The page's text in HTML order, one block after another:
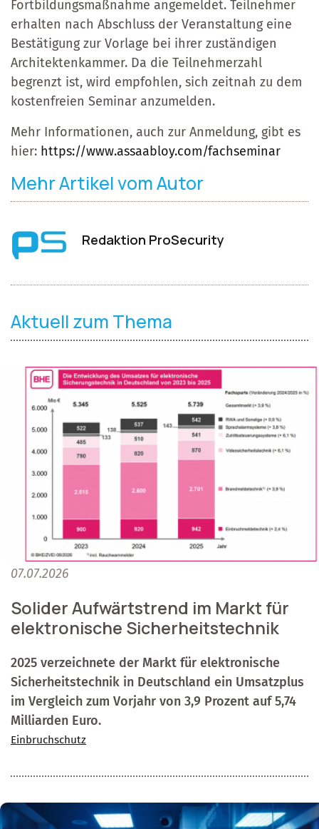
Fortbildungsmaßnahme angemeldet. Teilnehmer
erhalten nach Abschluss der Veranstaltung eine
Bestätigung zur Vorlage bei ihrer zuständigen
Architektenkammer. Da die Teilnehmerzahl
begrenzt ist, wird empfohlen, sich zeitnah zu dem
kostenfreien Seminar anzumelden.
Mehr Informationen, auch zur Anmeldung, gibt es
hier: https://www.assaabloy.com/fachseminar
Mehr Artikel vom Autor
Redaktion ProSecurity
Aktuell zum Thema
07.07.2026
Solider Aufwärtstrend im Markt für
elektronische Sicherheitstechnik
2025 verzeichnete der Markt für elektronische
Sicherheitstechnik in Deutschland ein Umsatzplus
im Vergleich zum Vorjahr von 3,9 Prozent auf 5,74
Milliarden Euro.
Einbruchschutz